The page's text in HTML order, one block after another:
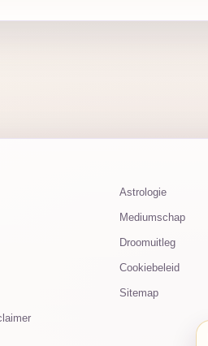
Astrologie
Mediumschap
Droomuitleg
Cookiebeleid
Sitemap